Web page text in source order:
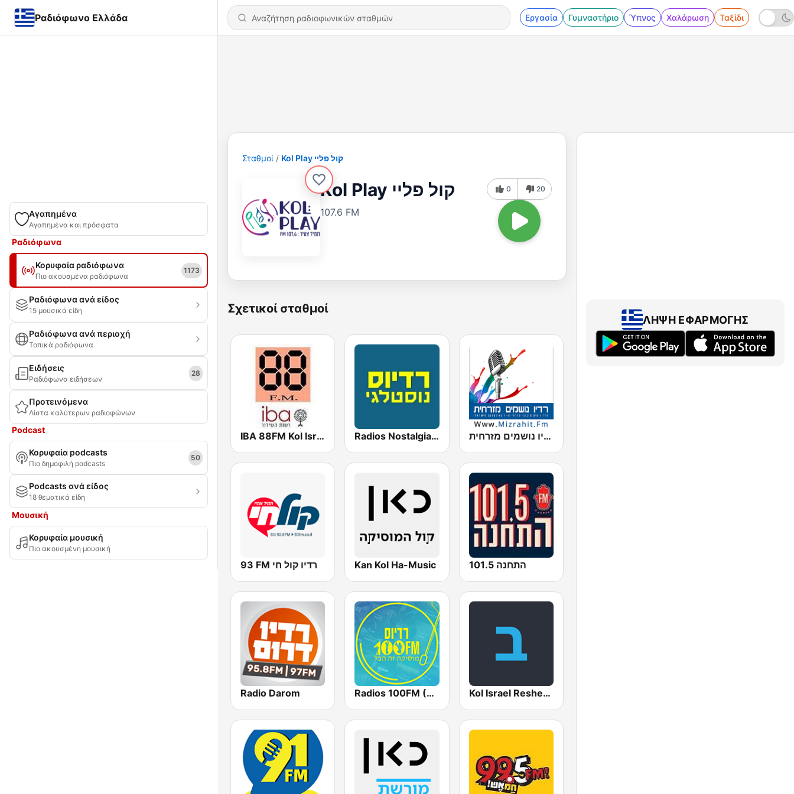
Ραδιόφωνο Ελλάδα Εργασία Γυμναστήριο Ύπνος Χαλάρωση Ταξίδι
Αγαπημένα
Αγαπημένα και πρόσφατα
Ραδιόφωνα
Κορυφαία ραδιόφωνα
Πιο ακουσμένα ραδιόφωνα
1173
Ραδιόφωνα ανά είδος
15 μουσικά είδη
Ραδιόφωνα ανά περιοχή
Τοπικά ραδιόφωνα
Ειδήσεις
Ραδιόφωνα ειδήσεων
28
Προτεινόμενα
Λίστα καλύτερων ραδιοφώνων
Podcast
Κορυφαία podcasts
Πιο δημοφιλή podcasts
50
Podcasts ανά είδος
18 θεματικά είδη
Μουσική
Κορυφαία μουσική
Πιο ακουσμένη μουσική
Σταθμοί Kol Play קול פליי
Kol Play קול פליי
107.6 FM
0 20
Σχετικοί σταθμοί
IBA 88FM Kol Israel Radios Nostalgia 96.3FM (רדיוס נוסטלגי) רדיו נושמים מזרחית (Mizrahit Fm)
93 FM רדיו קול חי Kan Kol Ha-Music התחנה 101.5
Radio Darom Radios 100FM (רדיוס) Kol Israel Reshet Bet
ΛΉΨΗ ΕΦΑΡΜΟΓΉΣ